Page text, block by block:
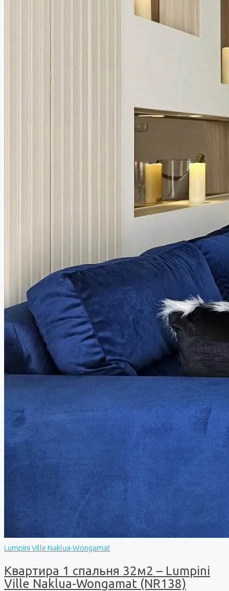
Lumpini Ville Naklua-Wongamat
Квартира 1 спальня 32м2 – Lumpini
Ville Naklua-Wongamat (NR138)